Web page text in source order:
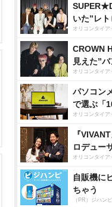
いた”レ
オリコンタイア
CROWN
見えた”
オリコンタイア
パソコン
で選ぶ「
オリコンタイア
『
ロデュー
オリコンタイア
自販機に
ちゃう
（PR）ジハンピ